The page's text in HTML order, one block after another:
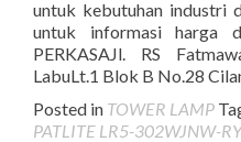
untuk kebutuhan
untuk informasi harga
PERKASAJl. RS
LabuLt.1 Blok B No.28
Posted in TOWER LAMP
PATLITE LR5-302WJNW-